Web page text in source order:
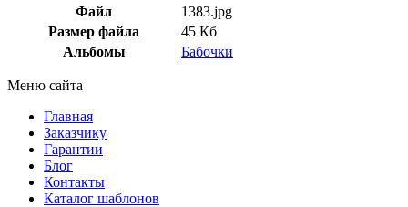
Файл
1383.jpg
Размер файла
45 Кб
Альбомы
Бабочки
Меню сайта
Главная
Заказчику
Гарантии
Блог
Контакты
Каталог шаблонов